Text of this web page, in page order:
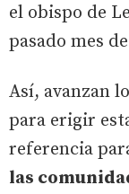
el obispo de
pasado mes
Así, avanzan
para erigir
referencia
las